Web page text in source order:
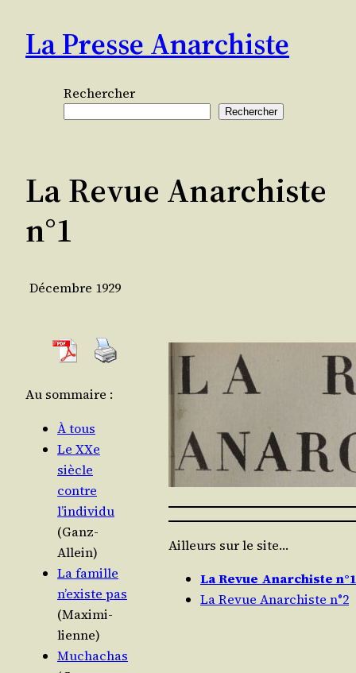
contenu
La Presse Anarchiste
Rechercher
Rechercher
La Revue Anarchiste
n°1
Décembre 1929
Au som­maire :
À tous
Le XXe
siècle
contre
l’individu
(Ganz-
Allein)
La famille
n’existe pas
(Maxi­mi­
lienne)
Mucha­chas
Ailleurs sur le site…
La Revue Anarchiste n°1
La Revue Anarchiste n°2